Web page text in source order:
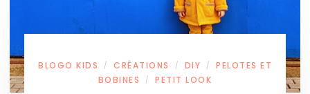
BLOGO KIDS / CRÉATIONS / DIY /
PELOTES ET
BOBINES
/ PETIT LOOK